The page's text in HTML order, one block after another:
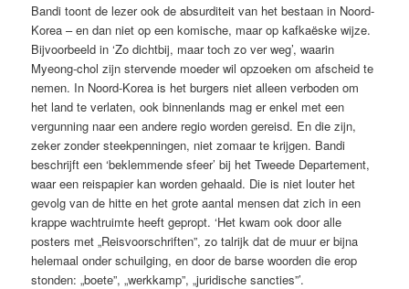
Bandi toont de lezer ook de absurditeit van het bestaan in Noord-
Korea – en dan niet op een komische, maar op kafkaëske wijze.
Bijvoorbeeld in ‘Zo dichtbij, maar toch zo ver weg’, waarin
Myeong-chol zijn stervende moeder wil opzoeken om afscheid te
nemen. In Noord-Korea is het burgers niet alleen verboden om
het land te verlaten, ook binnenlands mag er enkel met een
vergunning naar een andere regio worden gereisd. En die zijn,
zeker zonder steekpenningen, niet zomaar te krijgen. Bandi
beschrijft een ‘beklemmende sfeer’ bij het Tweede Departement,
waar een reispapier kan worden gehaald. Die is niet louter het
gevolg van de hitte en het grote aantal mensen dat zich in een
krappe wachtruimte heeft gepropt. ‘Het kwam ook door alle
posters met „Reisvoorschriften”, zo talrijk dat de muur er bijna
helemaal onder schuilging, en door de barse woorden die erop
stonden: „boete”, „werkkamp”, „juridische sancties”’.